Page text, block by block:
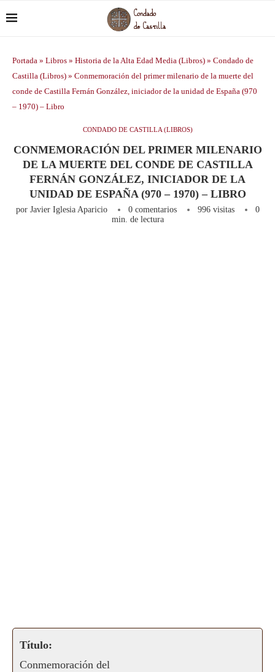
Portada » Libros » Historia de la Alta Edad Media (Libros) » Condado de
Castilla (Libros) » Conmemoración del primer milenario de la muerte del
conde de Castilla Fernán González, iniciador de la unidad de España (970
– 1970) – Libro
CONDADO DE CASTILLA (LIBROS)
CONMEMORACIÓN DEL PRIMER MILENARIO
DE LA MUERTE DEL CONDE DE CASTILLA
FERNÁN GONZÁLEZ, INICIADOR DE LA
UNIDAD DE ESPAÑA (970 – 1970) – LIBRO
por Javier Iglesia Aparicio 0 comentarios 996visitas
0
min. de lectura
Título:
Conmemoración del